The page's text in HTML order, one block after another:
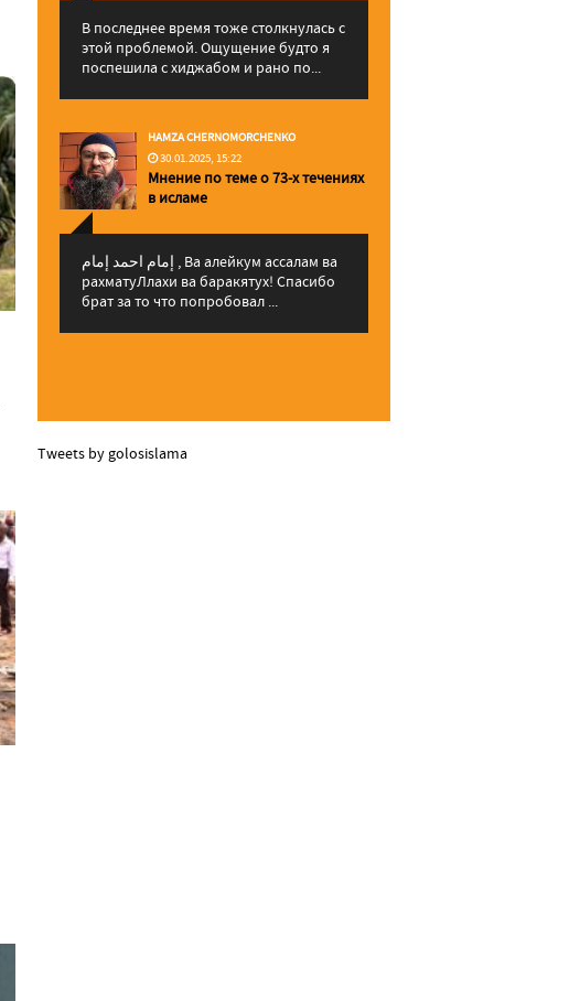
В последнее время тоже столкнулась с
этой проблемой. Ощущение будто я
поспешила с хиджабом и рано по...
HAMZA CHERNOMORCHENKO
30.01.2025, 15:22
Мнение по теме о 73-х течениях
в исламе
إمام احمد إمام , Ва алейкум ассалам ва
рахматуЛлахи ва баракятух! Спасибо
брат за то что попробовал ...
Tweets by golosislama